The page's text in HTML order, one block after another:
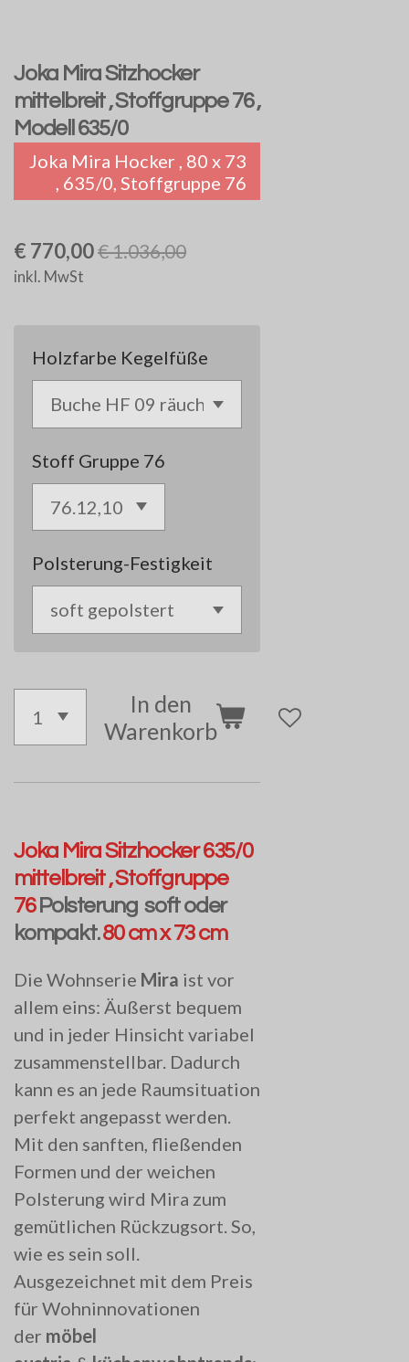
Joka Mira Sitzhocker
mittelbreit , Stoffgruppe 76 ,
Modell 635/0
Joka Mira Hocker , 80 x 73
, 635/0, Stoffgruppe 76
€ 770,00€ 1.036,00
inkl. MwSt
Holzfarbe Kegelfüße
Stoff Gruppe 76
Polsterung-Festigkeit
In den
Warenkorb
Joka Mira Sitzhocker 635/0
mittelbreit , Stoffgruppe
76 Polsterung soft oder
kompakt.80 cm x 73 cm
Die Wohnserie Mira ist vor
allem eins: Äußerst bequem
und in jeder Hinsicht variabel
zusammenstellbar. Dadurch
kann es an jede Raumsituation
perfekt angepasst werden.
Mit den sanften, fließenden
Formen und der weichen
Polsterung wird Mira zum
gemütlichen Rückzugsort. So,
wie es sein soll.
Ausgezeichnet mit dem Preis
für Wohninnovationen
der möbel